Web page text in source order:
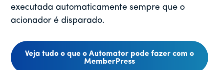
executada automaticamente sempre que o
acionador é disparado.
Veja tudo o que o Automator pode fazer com o
MemberPress